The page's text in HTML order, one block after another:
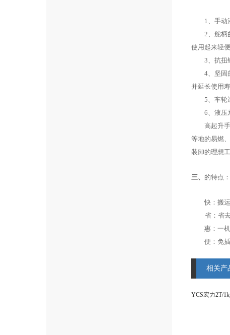
1、手动
2、舵柄
使用起来轻
3、抗扭
4、坚固
并延长使用
5、车轮
6、液压
高起升手
等地的易燃
装卸的理想
三、 的特点：
快：搬运
省：省
惠：一机
便：免插
相关产